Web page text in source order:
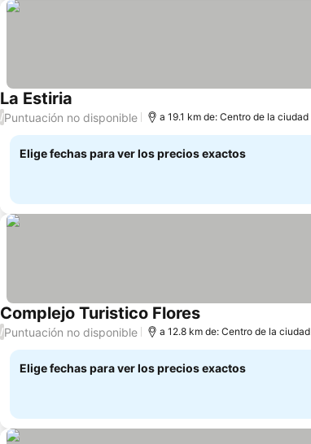
La Estiria
/Puntuación no disponible a 19.1 km de: Centro de la ciudad
Elige fechas para ver los precios exactos
Complejo Turistico FloresVer precios
/Puntuación no disponible a 12.8 km de: Centro de la ciudad
Elige fechas para ver los precios exactos